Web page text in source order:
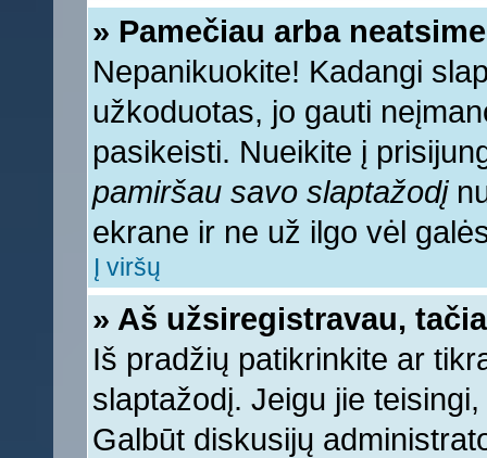
» Pamečiau arba
Nepanikuokite! Kadangi
užkoduotas, jo gauti
pasikeisti. Nueikite į
pamiršau savo slaptažodį
ekrane ir ne už ilgo vėl
Į viršų
» Aš užsiregistravau,
Iš pradžių patikrinkite ar
slaptažodį. Jeigu jie
Galbūt diskusijų